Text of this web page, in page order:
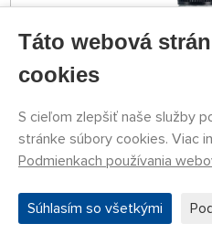
4,54 €
Utorok 11.08.
Táto webová
cookies
S cieľom zlepšiť naše služby
stránke súbory cookies. Viac
Podmienkach používania
Súhlasím so všetkými